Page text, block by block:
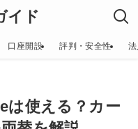
イド
口座開設 評判・安全性
は使える？カー